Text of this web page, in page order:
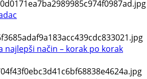
najlepši način – korak po korak